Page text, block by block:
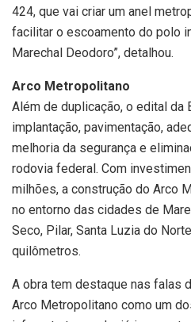
424, que vai criar um anel
facilitar o escoamento do polo
Marechal Deodoro”, detalhou.
Arco Metropolitano
Além de duplicação, o edital da
implantação, pavimentação,
melhoria da segurança e
rodovia federal. Com
milhões, a construção do Arco
no entorno das cidades de
Seco, Pilar, Santa Luzia do
quilômetros.
A obra tem destaque nas falas
Arco Metropolitano como um